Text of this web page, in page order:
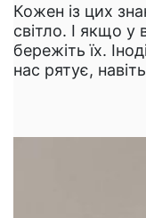
Кожен із цих
світло. І якщо у
бережіть їх.
нас рятує,